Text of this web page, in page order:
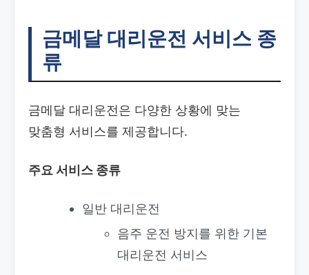
금메달 대리운전 서비스 종
류
금메달 대리운전은 다양한 상황에 맞는
맞춤형 서비스를 제공합니다.
주요 서비스 종류
일반 대리운전
음주 운전 방지를 위한 기본
대리운전 서비스